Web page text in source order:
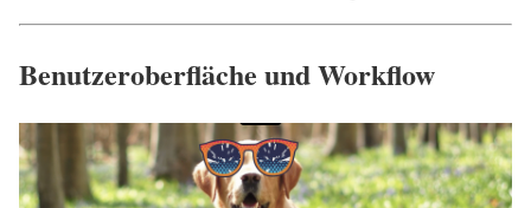
Benutzeroberfläche und Workflow